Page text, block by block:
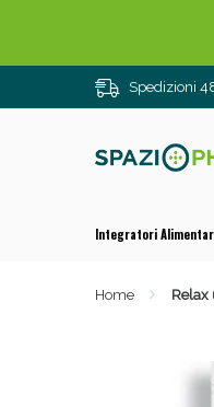
Spedizioni
Integratori
Home Relax